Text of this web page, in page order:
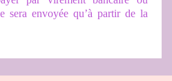
sera envoyée qu’à partir de la